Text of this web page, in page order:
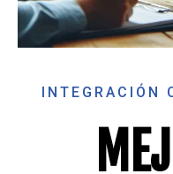
INTEGRACIÓN